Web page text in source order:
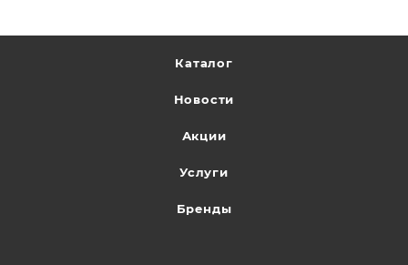
Каталог
Новости
Акции
Услуги
Бренды